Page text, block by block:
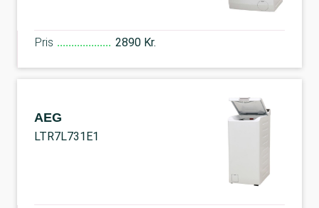
Pris 2890 Kr.
AEG
LTR7L731E1